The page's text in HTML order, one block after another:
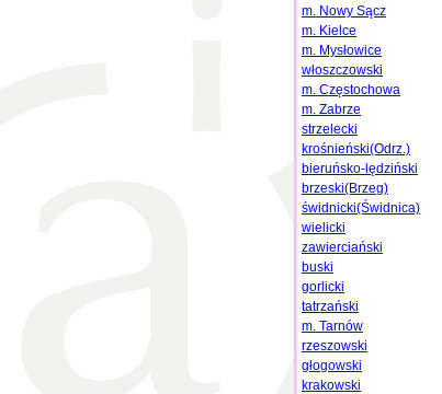
m. Nowy Sącz
m. Kielce
m. Mysłowice
włoszczowski
m. Częstochowa
m. Zabrze
strzelecki
krośnieński(Odrz.)
bieruńsko-lędziński
brzeski(Brzeg)
świdnicki(Świdnica)
wielicki
zawierciański
buski
gorlicki
tatrzański
m. Tarnów
rzeszowski
głogowski
krakowski